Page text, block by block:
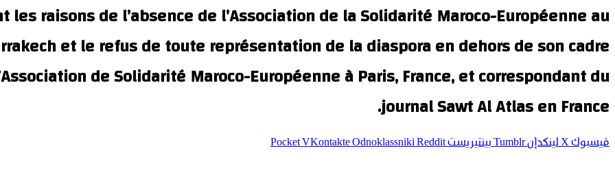
raisons de l’absence de l’Association de la Solidarité Maroco-Européenne au
et le refus de toute représentation de la diaspora en dehors de son cadre
de Solidarité Maroco-Européenne à Paris, France, et correspondant du
journal Sawt Al Atlas en France.
فيسبوك‫X لينكدإن بينتيريست Odnoklassniki
‫Pocket